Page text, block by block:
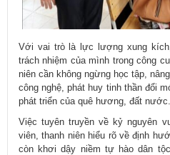
Với vai trò là lực lượng xung
trách nhiệm của mình trong công
niên cần không ngừng học tập,
công nghệ, phát huy tinh thần đổi
phát triển của quê hương, đất nước.
Việc tuyên truyền về kỷ nguyên
viên, thanh niên hiểu rõ về định
còn khơi dậy niềm tự hào dân